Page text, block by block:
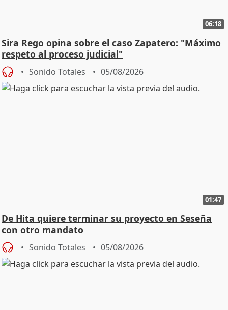
06:18
Sira Rego opina sobre el caso Zapatero: "Máximo
respeto al proceso judicial"
Sonido Totales 05/08/2026
01:47
De Hita quiere terminar su proyecto en Seseña
con otro mandato
Sonido Totales 05/08/2026